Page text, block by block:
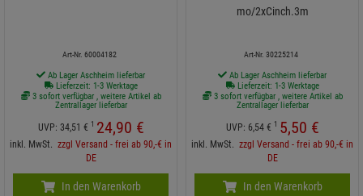
Art-Nr. 60004182
Ab Lager Aschheim lieferbar
Lieferzeit: 1-3 Werktage
3 sofort verfügbar , weitere Artikel ab
Zentrallager lieferbar
UVP: 34, 51 € 1 24,90 €
inkl. MwSt. zzgl Versand - frei ab 90,-€ in
DE
In den Warenkorb
mo/2xCinch.3m
Art-Nr. 30225214
Ab Lager Aschheim lieferbar
Lieferzeit: 1-3 Werktage
3 sofort verfügbar , weitere Artikel ab
Zentrallager lieferbar
UVP: 6, 54 € 1 5,50 €
inkl. MwSt. zzgl Versand - frei ab 90,-€ in
DE
In den Warenkorb